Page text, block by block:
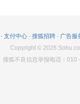
- 支付中心 - 搜狐招聘 - 广告服
Copyright© 2026
搜狐不良信息举报电话：010